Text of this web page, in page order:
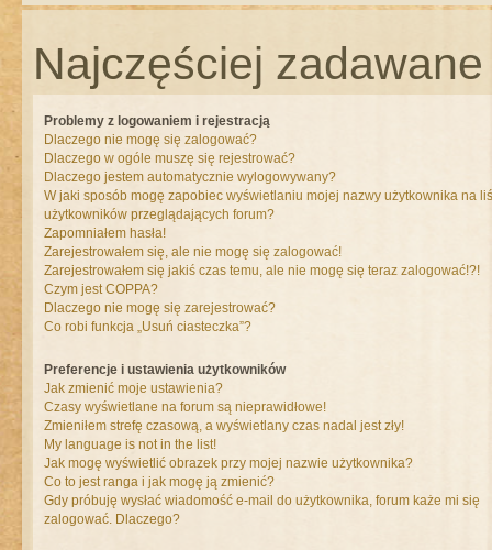
Najczęściej
Problemy z logowaniem i rejestracją
Dlaczego nie mogę się zalogować?
Dlaczego w ogóle muszę się rejestrować?
Dlaczego jestem automatycznie wylogowywany?
W jaki sposób mogę zapobiec wyświetlaniu mojej nazwy użytkownika na
użytkowników przeglądających forum?
Zapomniałem hasła!
Zarejestrowałem się, ale nie mogę się zalogować!
Zarejestrowałem się jakiś czas temu, ale nie mogę się teraz zalogować!?!
Czym jest COPPA?
Dlaczego nie mogę się zarejestrować?
Co robi funkcja „Usuń ciasteczka”?
Preferencje i ustawienia użytkowników
Jak zmienić moje ustawienia?
Czasy wyświetlane na forum są nieprawidłowe!
Zmieniłem strefę czasową, a wyświetlany czas nadal jest zły!
My language is not in the list!
Jak mogę wyświetlić obrazek przy mojej nazwie użytkownika?
Co to jest ranga i jak mogę ją zmienić?
Gdy próbuję wysłać wiadomość e-mail do użytkownika, forum każe mi się
zalogować. Dlaczego?